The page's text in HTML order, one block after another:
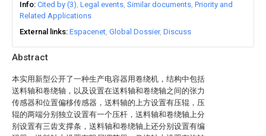
Abstract
本实用新型公开了一种生产电容器用卷绕机，结构中包括
送料轴和卷绕轴，以及设置在送料轴和卷绕轴之间的张力
传感器和位置偏移传感器，送料轴的上方设置有压辊，压
辊的两端分别独立设置有一个压杆，送料轴和卷绕轴上分
别设置有三齿支撑条，送料轴和卷绕轴上还分别设置有编
Info Cited by (3) Legal events Similar documents Priority and
Related Applications
External links Espacenet Global Dossier Discuss